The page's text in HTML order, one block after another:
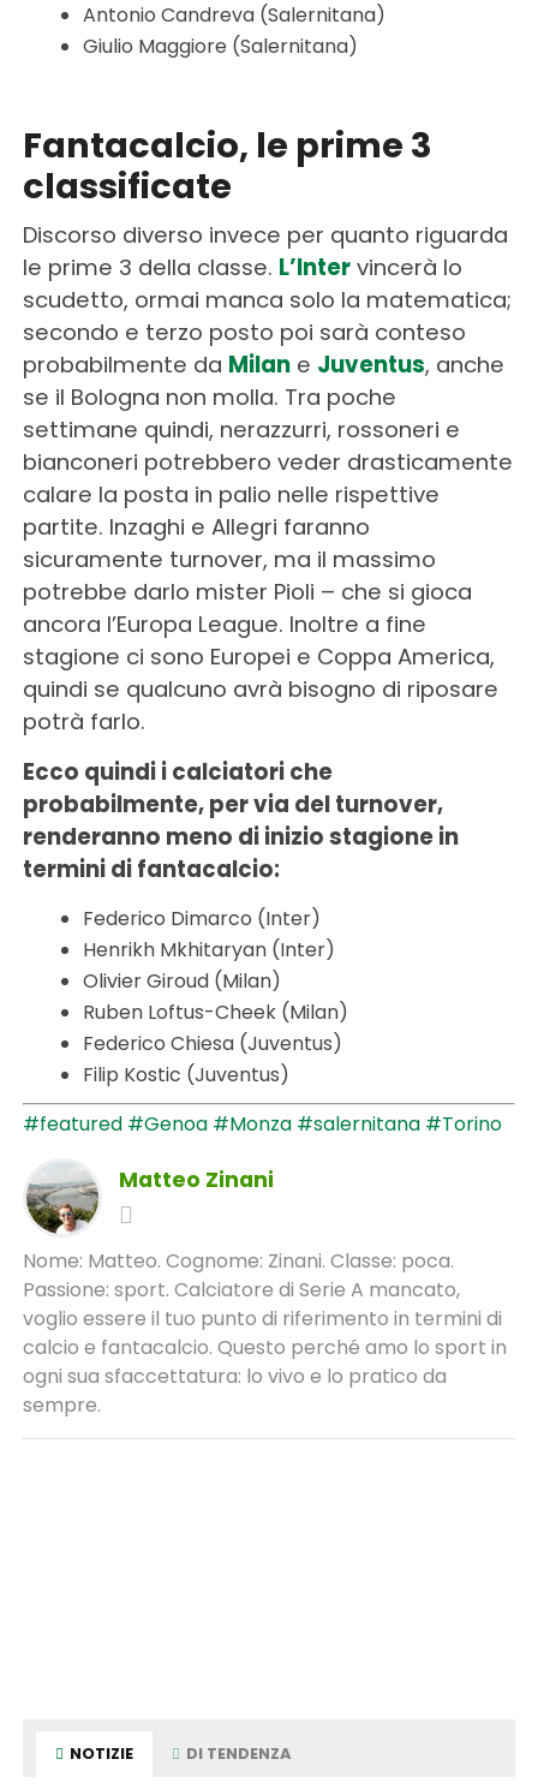
Antonio Candreva (Salernitana)
Giulio Maggiore (Salernitana)
Fantacalcio, le prime 3
classificate
Discorso diverso invece per quanto riguarda
le prime 3 della classe. L’Intervincerà lo
scudetto, ormai manca solo la matematica;
secondo e terzo posto poi sarà conteso
probabilmente da Milane Juventus, anche
se il Bologna non molla. Tra poche
settimane quindi, nerazzurri, rossoneri e
bianconeri potrebbero veder drasticamente
calare la posta in palio nelle rispettive
partite. Inzaghi e Allegri faranno
sicuramente turnover, ma il massimo
potrebbe darlo mister Pioli – che si gioca
ancora l’Europa League. Inoltre a fine
stagione ci sono Europei e Coppa America,
quindi se qualcuno avrà bisogno di riposare
potrà farlo.
Ecco quindi i calciatori che
probabilmente, per via del turnover,
renderanno meno di inizio stagione in
termini di fantacalcio:
Federico Dimarco (Inter)
Henrikh Mkhitaryan (Inter)
Olivier Giroud (Milan)
Ruben Loftus-Cheek (Milan)
Federico Chiesa (Juventus)
Filip Kostic (Juventus)
#featured #Genoa #Monza #salernitana #Torino
Matteo Zinani
Nome: Matteo. Cognome: Zinani. Classe: poca.
Passione: sport. Calciatore di Serie A mancato,
voglio essere il tuo punto di riferimento in termini di
calcio e fantacalcio. Questo perché amo lo sport in
ogni sua sfaccettatura: lo vivo e lo pratico da
sempre.
NOTIZIE DI TENDENZA